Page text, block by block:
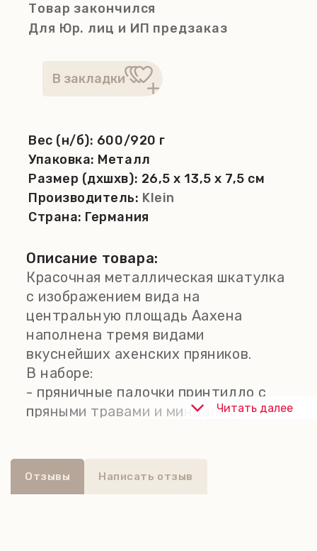
Товар закончился
Для Юр. лиц и ИП предзаказ
Вес (н/б): 600/920 г
Упаковка: Металл
Размер (дхшхв): 26,5 x 13,5 x 7,5 см
Производитель: Klein
Страна: Германия
Описание товара:
Красочная металлическая шкатулка
с изображением вида на
центральную площадь Аахена
наполнена тремя видами
вкуснейших ахенских пряников.
В наборе:
- пряничные палочки принтилло с
пряными травами и миндалем;
- мягкие печатные пряники в темном
Читать далее
Отзывы Написать отзыв